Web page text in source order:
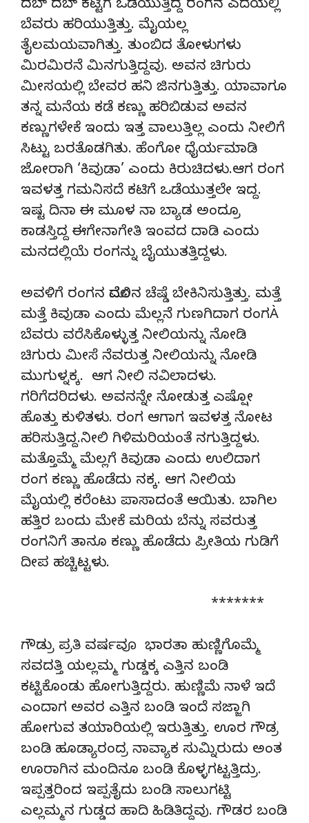
ದಬ್ ದಬ್ ಕಟ್ಟಿಗೆ ಒಡೆಯುತ್ತಿದ್ದ ರಂಗನ ಎದೆಯಲ್ಲಿ
ಬೆವರು ಹರಿಯುತ್ತಿತ್ತು. ಮೈಯಲ್ಲ
ತೈಲಮಯವಾಗಿತ್ತು. ತುಂಬಿದ ತೋಳುಗಳು
ಮಿರಮಿರನೆ ಮಿನಗುತ್ತಿದ್ದವು. ಅವನ ಚಿಗುರು
ಮೀಸಯಲ್ಲಿ ಬೇವರ ಹನಿ ಜಿನಗುತ್ತಿತ್ತು. ಯಾವಾಗೂ
ತನ್ನ ಮನೆಯ ಕಡೆ ಕಣ್ಣು ಹರಿಬಿಡುವ ಅವನ
ಕಣ್ಣುಗಳೇಕೆ ಇಂದು ಇತ್ತ ವಾಲುತ್ತಿಲ್ಲ ಎಂದು ನೀಲಿಗೆ
ಸಿಟ್ಟು ಬರತೊಡಗಿತು. ಹೆಂಗೋ ಧೈರ್ಯಮಾಡಿ
ಜೋರಾಗಿ ‘ಕಿವುಡಾ’ ಎಂದು ಕಿರುಚಿದಳು.ಆಗ ರಂಗ
ಇವಳತ್ತ ಗಮನಿಸದೆ ಕಟಿಗೆ ಒಡೆಯುತ್ತಲೇ ಇದ್ದ.
ಇಷ್ಟ ದಿನಾ ಈ ಮೂಳ ನಾ ಬ್ಯಾಡ ಅಂದ್ರೂ
ಕಾಡಸ್ತಿದ್ದ ಈಗೇನಾಗೇತಿ ಇಂವದ ದಾಡಿ ಎಂದು
ಮನದಲ್ಲಿಯೆ ರಂಗನ್ನು ಬೈಯುತತ್ತಿದ್ದಳು.
ಅವಳಿಗೆ ರಂಗನ ಮೊದಲಿನ ಚೆಷ್ಡೆ ಬೇಕಿನಿಸುತ್ತಿತ್ತು. ಮತ್ತೆ
ಮತ್ತೆ ಕಿವುಡಾ ಎಂದು ಮೆಲ್ಲನೆ ಗುಣಗಿದಾಗ ರಂಗÀ
ಬೆವರು ವರೆಸಿಕೊಳ್ಳುತ್ತ ನೀಲಿಯನ್ನು ನೋಡಿ
ಚಿಗುರು ಮೀಸೆ ನೆವರುತ್ತ ನೀಲಿಯನ್ನು ನೋಡಿ
ಮುಗುಳ್ನಕ್ಕ. ಆಗ ನೀಲಿ ನವಿಲಾದಳು.
ಗರಿಗೆದರಿದಳು. ಅವನನ್ನೇ ನೋಡುತ್ತ ಎಷ್ಷೋ
ಹೊತ್ತು ಕುಳಿತಳು. ರಂಗ ಆಗಾಗ ಇವಳತ್ತ ನೋಟ
ಹರಿಸುತ್ತಿದ್ದ.ನೀಲಿ ಗಿಳಿಮರಿಯಂತೆ ನಗುತ್ತಿದ್ದಳು.
ಮತ್ತೊಮ್ಮೆ ಮೆಲ್ಲಗೆ ಕಿವುಡಾ ಎಂದು ಉಲಿದಾಗ
ರಂಗ ಕಣ್ಣು ಹೊಡೆದು ನಕ್ಕ. ಆಗ ನೀಲಿಯ
ಮೈಯಲ್ಲಿ ಕರೆಂಟು ಪಾಸಾದಂತೆ ಆಯಿತು. ಬಾಗಿಲ
ಹತ್ತಿರ ಬಂದು ಮೇಕೆ ಮರಿಯ ಬೆನ್ನು ಸವರುತ್ತ
ರಂಗನಿಗೆ ತಾನೂ ಕಣ್ಣು ಹೊಡೆದು ಪ್ರೀತಿಯ ಗುಡಿಗೆ
ದೀಪ ಹಚ್ಚಿಟ್ಟಳು.
*******
ಗೌಡ್ರು ಪ್ರತಿ ವರ್ಷವೂ ಭಾರತಾ ಹುಣ್ಣಿಗೊಮ್ಮೆ
ಸವದತ್ತಿ ಯಲ್ಲಮ್ಮ ಗುಡ್ಡಕ್ಕ ಎತ್ತಿನ ಬಂಡಿ
ಕಟ್ಟಿಕೊಂಡು ಹೋಗುತ್ತಿದ್ದರು. ಹುಣ್ಣಿಮೆ ನಾಳೆ ಇದೆ
ಎಂದಾಗ ಅವರ ಎತ್ತಿನ ಬಂಡಿ ಇಂದೆ ಸಜ್ಜಾಗಿ
ಹೋಗುವ ತಯಾರಿಯಲ್ಲಿ ಇರುತ್ತಿತ್ತು. ಊರ ಗೌಡ್ರ
ಬಂಡಿ ಹೂಡ್ಯಾರಂದ್ರ ನಾವ್ಯಾಕ ಸುಮ್ನಿರುದು ಅಂತ
ಊರಾಗಿನ ಮಂದಿನೂ ಬಂಡಿ ಕೊಳ್ಳಗಟ್ಟತ್ತಿದ್ರು.
ಇಪ್ಪತ್ತರಿಂದ ಇಪ್ಪತೈದು ಬಂಡಿ ಸಾಲುಗಟ್ಟಿ
ಎಲ್ಲಮ್ಮನ ಗುಡ್ಡದ ಹಾದಿ ಹಿಡಿತಿದ್ದವು. ಗೌಡರ ಬಂಡಿ